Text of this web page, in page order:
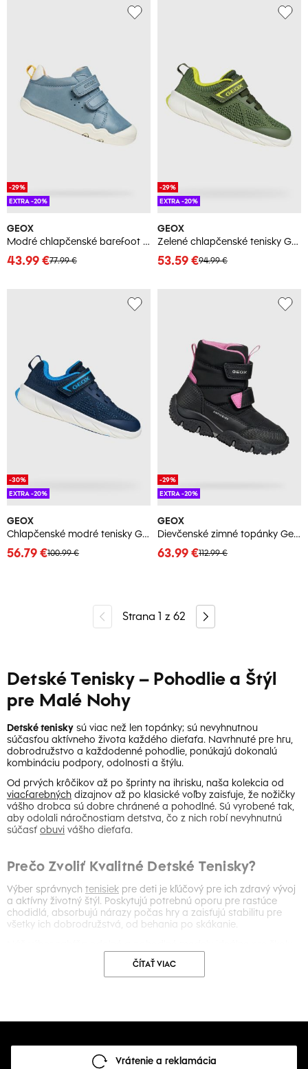
GEOX
Modré chlapčenské barefoot tenisky Geox Steppieup
77.99 €
43.99 €
-29%
EXTRA -20%
GEOX
Zelené chlapčenské tenisky Geox Foot-Run
94.99 €
53.59 €
-29%
EXTRA -20%
GEOX
Chlapčenské modré tenisky Geox Foot-Run
100.99 €
56.79 €
-30%
EXTRA -20%
GEOX
Dievčenské zimné topánky Geox Baltic ABX
112.99 €
63.99 €
-29%
EXTRA -20%
Strana 1 z 62
Detské Tenisky – Pohodlie a Štýl
pre Malé Nohy
Detské tenisky sú viac než len topánky; sú nevyhnutnou
súčasťou aktívneho života každého dieťaťa. Navrhnuté pre hru,
dobrodružstvo a každodenné pohodlie, ponúkajú dokonalú
kombináciu podpory, odolnosti a štýlu.
Od prvých krôčikov až po šprinty na ihrisku, naša kolekcia od
viacfarebných dizajnov až po klasické voľby zaisťuje, že nožičky
vášho drobca sú dobre chránené a pohodlné. Sú vyrobené tak,
aby odolali náročnostiam detstva, čo z nich robí nevyhnutnú
súčasť obuvi vášho dieťaťa.
Prečo Zvoliť Kvalitné Detské Tenisky?
Výber správnych tenisiek pre deti je kľúčový pre ich zdravý vývoj
a aktívny životný štýl. Poskytujú potrebnú oporu pre rastúce
chodidlá, absorbujú nárazy počas hry a zaisťujú stabilitu pre
všetky ich dobrodružstvá, od behania po skákanie.
športové aktivity alebo jednoduché objavovanie prírody. So
zameraním na funkčnosť aj zábavu ich bude vaše dieťa milovať.
Tenisky Ponúkajú
Naše detské tenisky sú vyrobené z ľahkých, priedušných a
flexibilných materiálov, aby sa prispôsobili každému pohybu. To
ČÍTAŤ VIAC
Vrátenie a reklamácia